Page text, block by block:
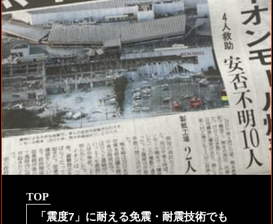
TOP
「震度7」に耐える免震・耐震技術でも